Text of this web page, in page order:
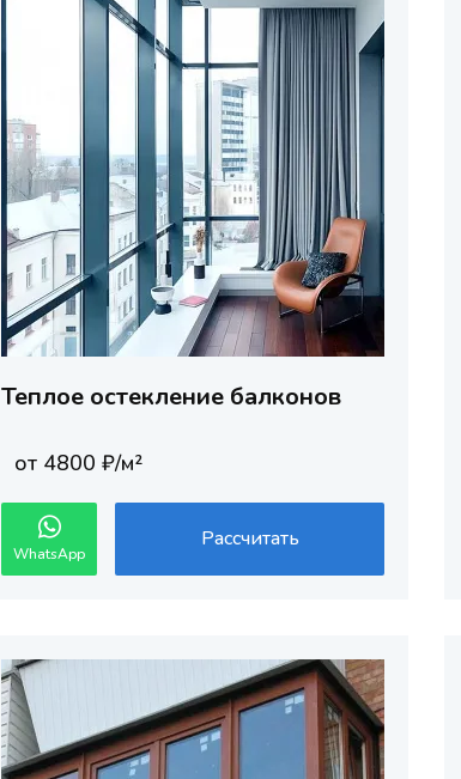
Теплое остекление балконов
от 4800 ₽/м²
WhatsApp
Рассчитать